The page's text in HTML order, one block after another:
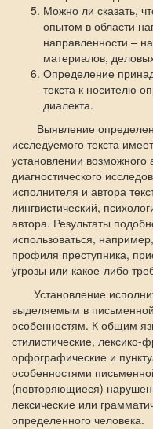
Можно ли сказать,
опытом в области
направленности –
материалов,
Определение
текста к носителю
диалекта.
Выявление
исследуемого текста
установлении возможного
диагностического
исполнителя и автора
лингвистический,
автора. Результаты
использоваться,
профиля преступника,
угрозы или какое-либо
Установление
выделяемым в
особенностям. К общим
стилистические, лексико-
орфографические и
особенностями
(повторяющиеся)
лексические или
определенного человека.